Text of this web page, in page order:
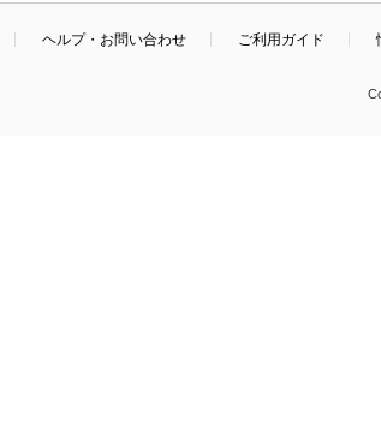
ヘルプ・お問い合わせ ご利用ガイド